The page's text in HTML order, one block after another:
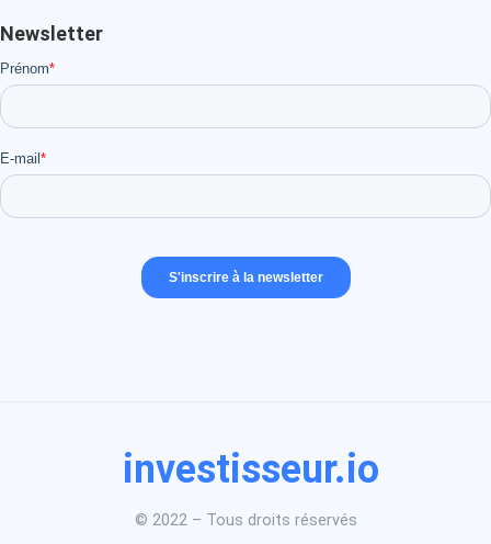
Newsletter
investisseur.io
© 2022 – Tous droits réservés